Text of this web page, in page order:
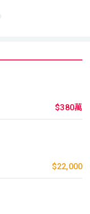
$380萬
$22,000